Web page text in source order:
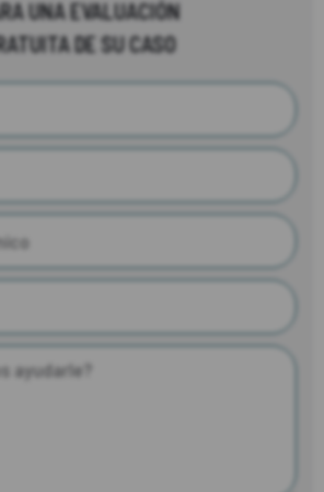
UNA EVALUACIÓN
DE SU CASO